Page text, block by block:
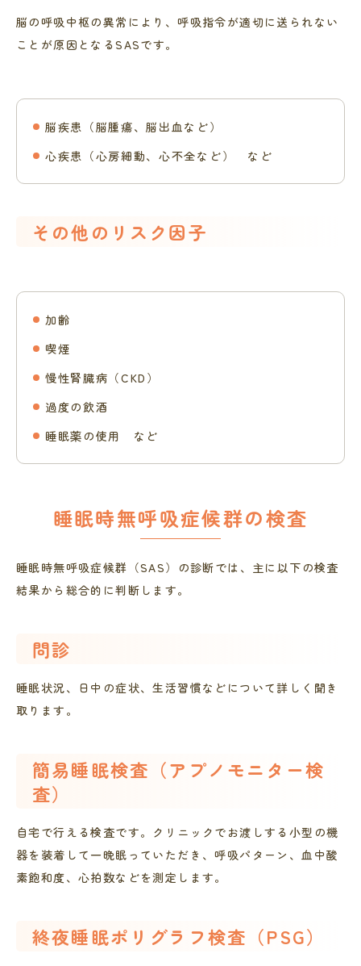
脳の呼吸中枢の異常により、呼吸指令が適切に送られない
ことが原因となるSASです。
脳疾患（脳腫瘍、脳出血など）
心疾患（心房細動、心不全など） など
その他のリスク因子
加齢
喫煙
慢性腎臓病（CKD）
過度の飲酒
睡眠薬の使用 など
睡眠時無呼吸症候群の検査
睡眠時無呼吸症候群（SAS）の診断では、主に以下の検査
結果から総合的に判断します。
問診
睡眠状況、日中の症状、生活習慣などについて詳しく聞き
取ります。
簡易睡眠検査（アプノモニター検
査）
自宅で行える検査です。クリニックでお渡しする小型の機
器を装着して一晩眠っていただき、呼吸パターン、血中酸
素飽和度、心拍数などを測定します。
終夜睡眠ポリグラフ検査（PSG）